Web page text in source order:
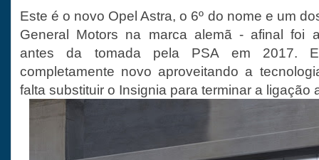
Este é o novo Opel Astra, o 6º do nome e um
General Motors na marca alemã - afinal foi
antes da tomada pela PSA em 2017.
completamente novo aproveitando a
falta substituir o Insignia para terminar a ligação